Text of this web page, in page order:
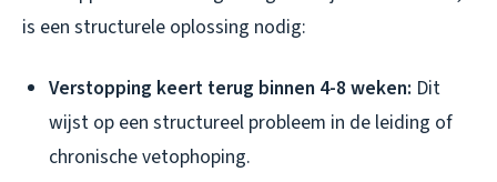
is een structurele oplossing nodig:
Verstopping keert terug binnen 4-8 weken: Dit
wijst op een structureel probleem in de leiding of
chronische vetophoping.